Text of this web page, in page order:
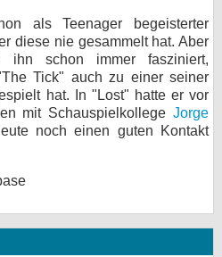
als Teenager begeisterter
diese nie gesammelt hat. Aber
ihn schon immer fasziniert,
Tick" auch zu einer seiner
hat. In "Lost" hatte er vor
mit Schauspielkollege Jorge
noch einen guten Kontakt